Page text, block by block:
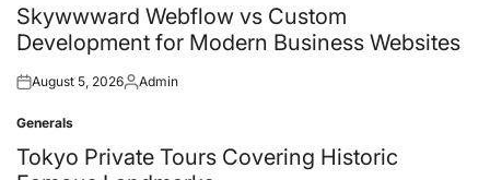
in
Skywwward Webflow vs Custom
Development for Modern Business Websites
Posted
August 5, 2026Posted
Admin
Posted
in
Generals
Tokyo Private Tours Covering Historic